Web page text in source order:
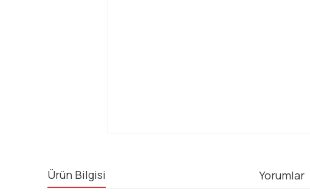
Ürün Bilgisi Yorumlar